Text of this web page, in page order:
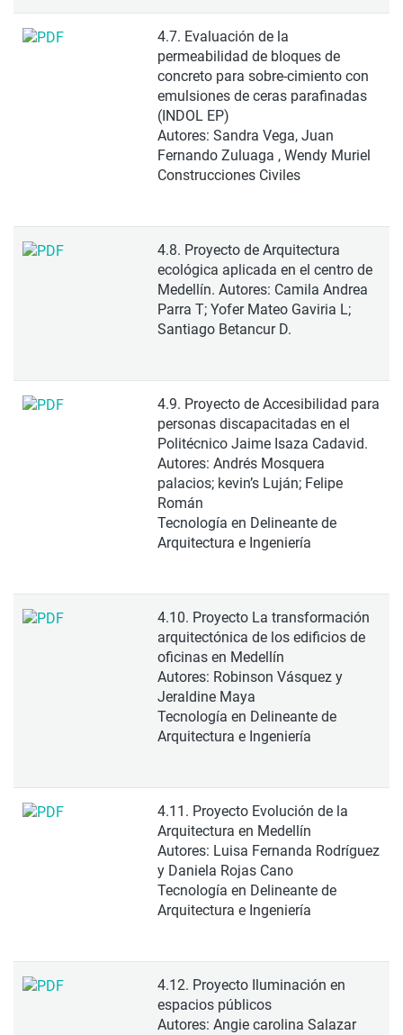
4.7. Evaluación de la
permeabilidad de bloques de
concreto para sobre-cimiento con
emulsiones de ceras parafinadas
(INDOL EP)
Autores: Sandra Vega, Juan
Fernando Zuluaga , Wendy Muriel
Construcciones Civiles
4.8. Proyecto de Arquitectura
ecológica aplicada en el centro de
Medellín. Autores: Camila Andrea
Parra T; Yofer Mateo Gaviria L;
Santiago Betancur D.
4.9. Proyecto de Accesibilidad para
personas discapacitadas en el
Politécnico Jaime Isaza Cadavid.
Autores: Andrés Mosquera
palacios; kevin’s Luján; Felipe
Román
Tecnología en Delineante de
Arquitectura e Ingeniería
4.10. Proyecto La transformación
arquitectónica de los edificios de
oficinas en Medellín
Autores: Robinson Vásquez y
Jeraldine Maya
Tecnología en Delineante de
Arquitectura e Ingeniería
4.11. Proyecto Evolución de la
Arquitectura en Medellín
Autores: Luisa Fernanda Rodríguez
y Daniela Rojas Cano
Tecnología en Delineante de
Arquitectura e Ingeniería
4.12. Proyecto Iluminación en
espacios públicos
Autores: Angie carolina Salazar